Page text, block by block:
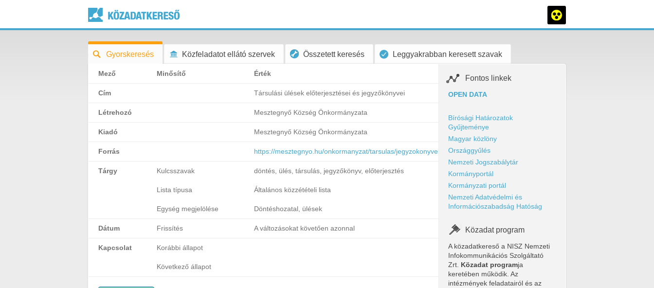
Gyorskeresés Közfeladatot ellátó szervek Összetett keresés Leggyakrabban keresett szavak
Mező Minősítő Érték
Cím Társulási ülések előterjesztései és jegyzőkönyvei
Létrehozó Mesztegnyő Község Önkormányzata
Kiadó Mesztegnyő Község Önkormányzata
Forrás https://mesztegnyo.hu/onkormanyzat/tarsulas/jegyzokonyvek-eloterjesztesek.html
Tárgy Kulcsszavak döntés, ülés, társulás, jegyzőkönyv, előterjesztés
Lista típusa Általános közzétételi lista
Egység megjelölése Döntéshozatal, ülések
Dátum Frissítés A változásokat követően azonnal
Kapcsolat Korábbi állapot
Következő állapot
Fontos linkek
OPEN DATA
Bírósági Határozatok
Gyűjteménye
Magyar közlöny
Országgyűlés
Nemzeti Jogszabálytár
Kormányportál
Kormányzati portál
Nemzeti Adatvédelmi és
Információszabadság Hatóság
Közadat program
A közadatkereső a NISZ Nemzeti
Infokommunikációs Szolgáltató
Zrt. Közadat programja
keretében működik. Az
intézmények feladatairól és az